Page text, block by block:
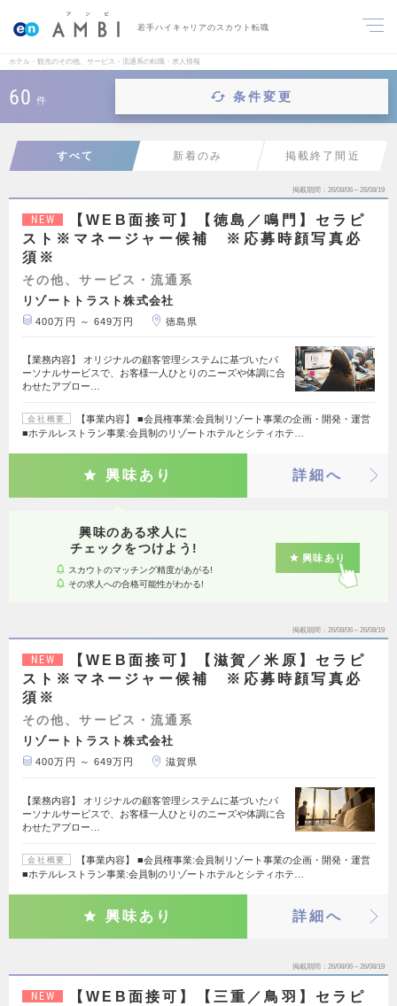
若手ハイキャリアのスカウト転職
ホテル・観光のその他、サービス・流通系の転職・求人情報
60 件 条件変更
すべて 新着のみ 掲載終了間近
掲載期間 26/08/06～26/08/19
NEW
【WEB面接可】【徳島／鳴門】セラピ
スト※マネージャー候補 ※応募時顔写真必
須※
その他、サービス・流通系
リゾートトラスト株式会社
400万円 ～ 649万円 徳島県
【業務内容】 オリジナルの顧客管理システムに基づいたパ
ーソナルサービスで、お客様一人ひとりのニーズや体調に合
わせたアプロー…
会社概要
【事業内容】 ■会員権事業:会員制リゾート事業の企画・開発・運営
■ホテルレストラン事業:会員制のリゾートホテルとシティホテ…
興味あり 詳細へ
興味のある求人に
チェックをつけよう!
スカウトのマッチング精度があがる!
その求人への合格可能性がわかる!
興味あり
掲載期間 26/08/06～26/08/19
NEW
【WEB面接可】【滋賀／米原】セラピ
スト※マネージャー候補 ※応募時顔写真必
須※
その他、サービス・流通系
リゾートトラスト株式会社
400万円 ～ 649万円 滋賀県
【業務内容】 オリジナルの顧客管理システムに基づいたパ
ーソナルサービスで、お客様一人ひとりのニーズや体調に合
わせたアプロー…
会社概要
【事業内容】 ■会員権事業:会員制リゾート事業の企画・開発・運営
■ホテルレストラン事業:会員制のリゾートホテルとシティホテ…
興味あり 詳細へ
掲載期間 26/08/06～26/08/19
NEW
【WEB面接可】【三重／鳥羽】セラピ